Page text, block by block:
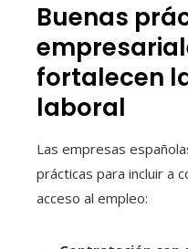
Buenas
fortalecen
laboral
Las empresas
prácticas para incluir a
acceso al empleo: